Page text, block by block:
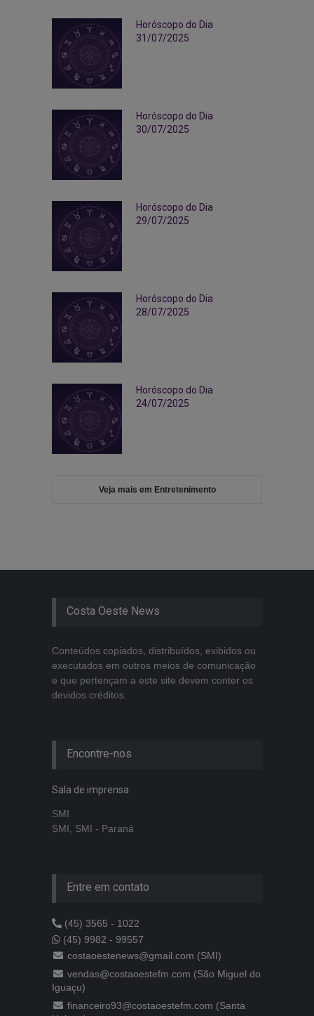
Horóscopo do Dia
31/07/2025
Horóscopo do Dia
30/07/2025
Horóscopo do Dia
29/07/2025
Horóscopo do Dia
28/07/2025
Horóscopo do Dia
24/07/2025
Veja mais em Entretenimento
Costa Oeste News
Conteúdos copiados, distribuídos, exibidos ou
executados em outros meios de comunicação
e que pertençam a este site devem conter os
devidos créditos.
Encontre-nos
Sala de imprensa
SMI
SMI, SMI - Paraná
Entre em contato
(45) 3565 - 1022
(45) 9982 - 99557
costaoestenews@gmail.com (SMI)
vendas@costaoestefm.com (São Miguel do
Iguaçu)
financeiro93@costaoestefm.com (Santa